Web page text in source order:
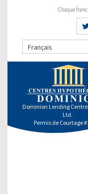
Chaque
Français
Dominion Lending
Ltd.
Permis de Courtage